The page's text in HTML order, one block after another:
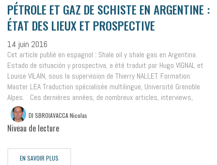
PÉTROLE ET GAZ DE SCHISTE EN ARGENTINE :
ÉTAT DES LIEUX ET PROSPECTIVE
14 juin 2016
Cet article publié en espagnol : Shale oil y shale gas en Argentina.
Estado de situación y prospectiva, a été traduit par Hugo VIGNAL et
Louise VILAIN, sous la supervision de Thierry NALLET. Formation:
Master LEA Traduction spécialisée multilingue, Université Grenoble
Alpes. Ces dernières années, de nombreux articles, interviews,
DI SBROIAVACCA Nicolas
Niveau de lecture
EN SAVOIR PLUS